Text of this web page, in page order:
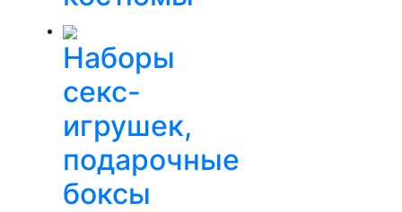
Наборы
секс-
игрушек,
подарочные
боксы